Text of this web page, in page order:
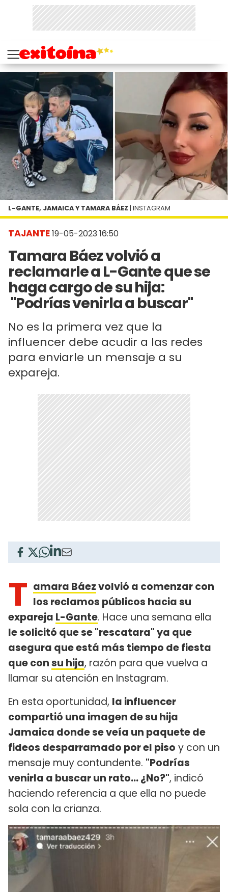
TAJANTE19-05-2023 16:50
Tamara Báez volvió a
reclamarle a L-Gante que se
haga cargo de su hija:
"Podrías venirla a buscar"
No es la primera vez que la
influencer debe acudir a las redes
para enviarle un mensaje a su
expareja.
L-GANTE, JAMAICA Y TAMARA BÁEZ | INSTAGRAM
T amara Báezvolvió a comenzar con
los reclamos públicos hacia su
expareja L-Gante. Hace una semana ella
le solicitó que se "rescatara" ya que
asegura que está más tiempo de fiesta
que consu hija, razón para que vuelva a
llamar su atención en Instagram.
En esta oportunidad, la influencer
compartió una imagen de su hija
Jamaica donde se veía un paquete de
fideos desparramado por el piso y con un
mensaje muy contundente. "Podrías
venirla a buscar un rato... ¿No?", indicó
haciendo referencia a que ella no puede
sola con la crianza.